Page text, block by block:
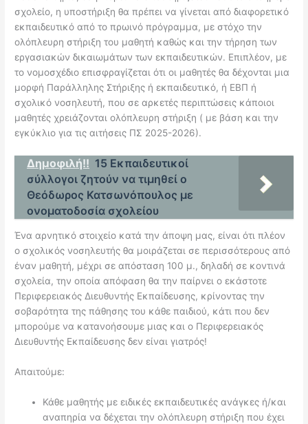
σχολείο, η υποστήριξη θα πρέπει να γίνεται από διαφορετικό
εκπαιδευτικό από το πρωινό πρόγραμμα, με στόχο την
ολόπλευρη στήριξη του μαθητή καθώς και την τήρηση των
εργασιακών δικαιωμάτων των εκπαιδευτικών. Επιπλέον, με
το νομοσχέδιο επισφραγίζεται ότι οι μαθητές θα δέχονται μια
μορφή Παράλληλης Στήριξης ή εκπαιδευτικό, ή ΕΒΠ ή
σχολικό νοσηλευτή, που σε αρκετές περιπτώσεις κάποιοι
μαθητές χρειάζονται ολόπλευρη στήριξη ( με βάση και την
εγκύκλιο για τις αιτήσεις ΠΣ 2025-2026).
Δημοφιλή!! 15 Εκπαιδευτικοί
σύλλογοι ζητούν να τιμηθεί ο
Θεόδωρος Κατσωνόπουλος με
ονοματοδοσία σχολείου
Ένα αρνητικό στοιχείο κατά την άποψη μας, είναι ότι πλέον
ο σχολικός νοσηλευτής θα μοιράζεται σε περισσότερους από
έναν μαθητή, μέχρι σε απόσταση 100 μ., δηλαδή σε κοντινά
σχολεία, την οποία απόφαση θα την παίρνει ο εκάστοτε
Περιφερειακός Διευθυντής Εκπαίδευσης, κρίνοντας την
σοβαρότητα της πάθησης του κάθε παιδιού, κάτι που δεν
μπορούμε να κατανοήσουμε μιας και ο Περιφερειακός
Διευθυντής Εκπαίδευσης δεν είναι γιατρός!
Απαιτούμε:
Κάθε μαθητής με ειδικές εκπαιδευτικές ανάγκες ή/και
αναπηρία να δέχεται την ολόπλευρη στήριξη που έχει